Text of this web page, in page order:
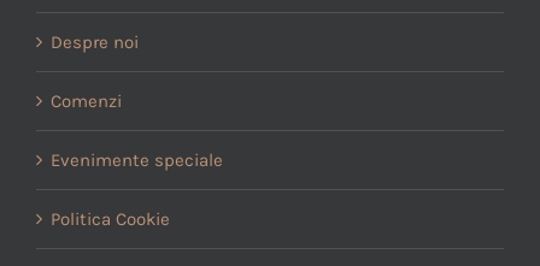
Despre noi
Comenzi
Evenimente speciale
Politica Cookie